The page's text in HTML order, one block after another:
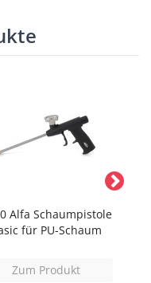
Alfa Schaumpistole
für PU-Schaum
Zum Produkt